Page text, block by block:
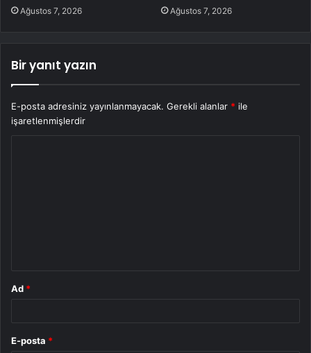
Ağustos 7, 2026 Ağustos 7, 2026
Bir yanıt yazın
E-posta adresiniz yayınlanmayacak. Gerekli alanlar * ile
işaretlenmişlerdir
Ad *
E-posta *